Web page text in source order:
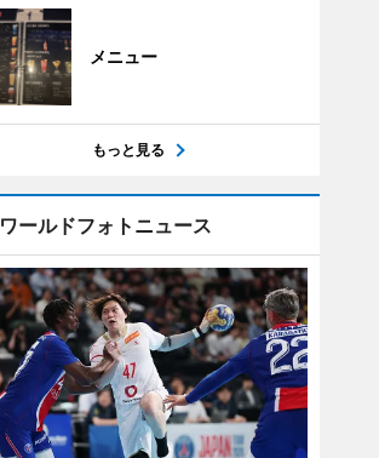
メニュー
もっと見る
ワールドフォトニュース